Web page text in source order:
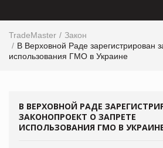
TradeMaster
Закон
В Верховной Раде зарегистрирован
использования ГМО в Украине
В ВЕРХОВНОЙ РАДЕ
ЗАКОНОПРОЕКТ О ЗАПРЕТЕ
ИСПОЛЬЗОВАНИЯ ГМО В